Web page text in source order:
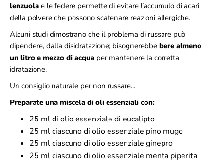
lenzuola e le federe permette di evitare l’accumulo di acari
della polvere che possono scatenare reazioni allergiche.
Alcuni studi dimostrano che il problema di russare può
dipendere, dalla disidratazione; bisognerebbe bere almeno
un litro e mezzo di acqua per mantenere la corretta
idratazione.
Un consiglio naturale per non russare...
Preparate una miscela di oli essenziali con:
25 ml di olio essenziale di eucalipto
25 ml ciascuno di olio essenziale pino mugo
25 ml ciascuno di olio essenziale ginepro
25 ml ciascuno di olio essenziale menta piperita